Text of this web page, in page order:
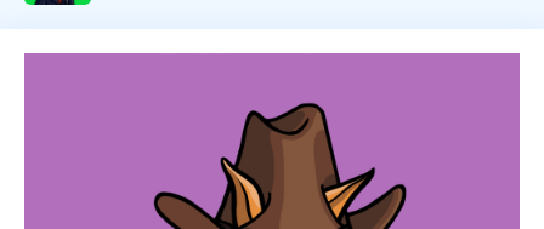
digital collectibles racing around the